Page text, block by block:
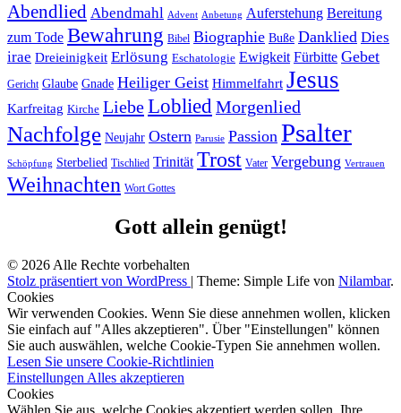
Abendlied Abendmahl Advent Anbetung Auferstehung Bereitung
zum Tode Bewahrung Bibel Biographie Buße Danklied Dies
irae Dreieinigkeit Erlösung Eschatologie Ewigkeit Fürbitte Gebet
Gericht Glaube Gnade Heiliger Geist Himmelfahrt Jesus
Karfreitag Kirche LiebeLobliedMorgenlied
Nachfolge Neujahr Ostern Parusie Passion Psalter
Schöpfung Sterbelied Tischlied Trinität Trost Vater Vergebung Vertrauen
Weihnachten Wort Gottes
Gott allein genügt!
© 2026 Alle Rechte vorbehalten
Stolz präsentiert von WordPress | Theme: Simple Life von Nilambar.
Cookies
Wir verwenden Cookies. Wenn Sie diese annehmen wollen, klicken
Sie einfach auf "Alles akzeptieren". Über "Einstellungen" können
Sie auch auswählen, welche Cookie-Typen Sie annehmen wollen.
Lesen Sie unsere Cookie-Richtlinien
Einstellungen Alles akzeptieren
Cookies